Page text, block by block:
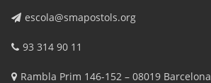
escola@smapostols.org
93 314 90 11
Rambla Prim 146-152 – 08019 Barcelona